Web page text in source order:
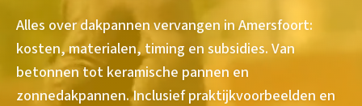
Alles over dakpannen vervangen in Amersfoort:
kosten, materialen, timing en subsidies. Van
betonnen tot keramische pannen en
zonnedakpannen. Inclusief praktijkvoorbeelden en